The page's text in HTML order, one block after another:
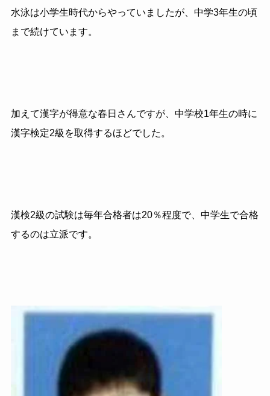
水泳は小学生時代からやっていましたが、中学3年生の頃
まで続けています。
加えて漢字が得意な春日さんですが、中学校1年生の時に
漢字検定2級を取得するほどでした。
漢検2級の試験は毎年合格者は20％程度で、中学生で合格
するのは立派です。